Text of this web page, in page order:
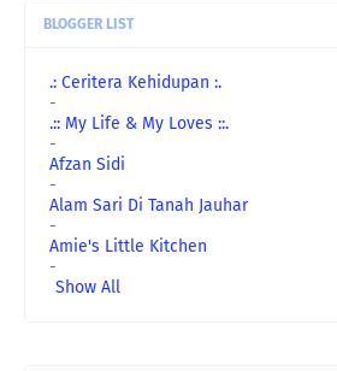
BLOGGER LIST
.: Ceritera Kehidupan :.
-
.:: My Life & My Loves ::.
-
Afzan Sidi
-
Alam Sari Di Tanah Jauhar
-
Amie's Little Kitchen
-
Show All